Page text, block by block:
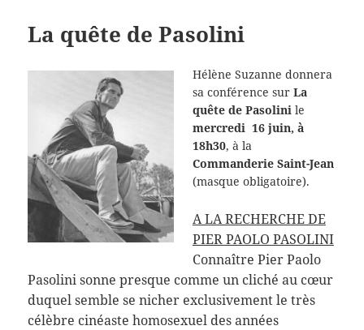
La quête de Pasolini
Hélène Suzanne donnera
sa conférence sur La
quête de Pasolinile
mercredi 16 juin, à
18h30, à la
Commanderie Saint-Jean
(masque obligatoire).
A LA RECHERCHE DE
PIER PAOLO PASOLINI
Connaître Pier Paolo
Pasolini sonne presque comme un cliché au cœur
duquel semble se nicher exclusivement le très
célèbre cinéaste homosexuel des années